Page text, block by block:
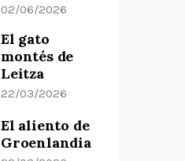
02/06/2026
El gato
montés de
Leitza
22/03/2026
El aliento de
Groenlandia